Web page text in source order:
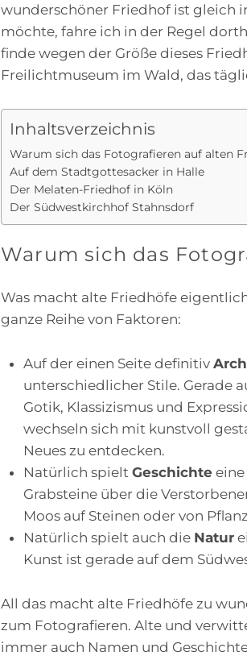
wunderschöner Friedhof ist gleich
möchte, fahre ich in der Regel
finde wegen der Größe dieses
Freilichtmuseum im Wald, das
Inhaltsverzeichnis
Warum sich das Fotografieren auf alten
Auf dem Stadtgottesacker in Halle
Der Melaten-Friedhof in Köln
Der Südwestkirchhof Stahnsdorf
Warum sich das
Was macht alte Friedhöfe
ganze Reihe von Faktoren:
Auf der einen Seite definitiv
unterschiedlicher Stile. Gerade
Gotik, Klassizismus und
wechseln sich mit kunstvoll
Neues zu entdecken.
Natürlich spielt Geschichte
Grabsteine über die
Moos auf Steinen oder von
Natürlich spielt auch die Natur
Kunst ist gerade auf dem
All das macht alte Friedhöfe zu
zum Fotografieren. Alte und
immer auch Namen und